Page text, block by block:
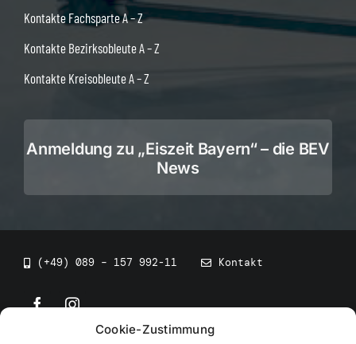
Cookie-Zustimmung
Kontakte Fachsparte A – Z
Kontakte Bezirksobleute A – Z
Kontakte Kreisobleute A – Z
Anmeldung zu „Eiszeit Bayern“ – die BEV
News
(+49) 089 – 157 992-11 Kontakt